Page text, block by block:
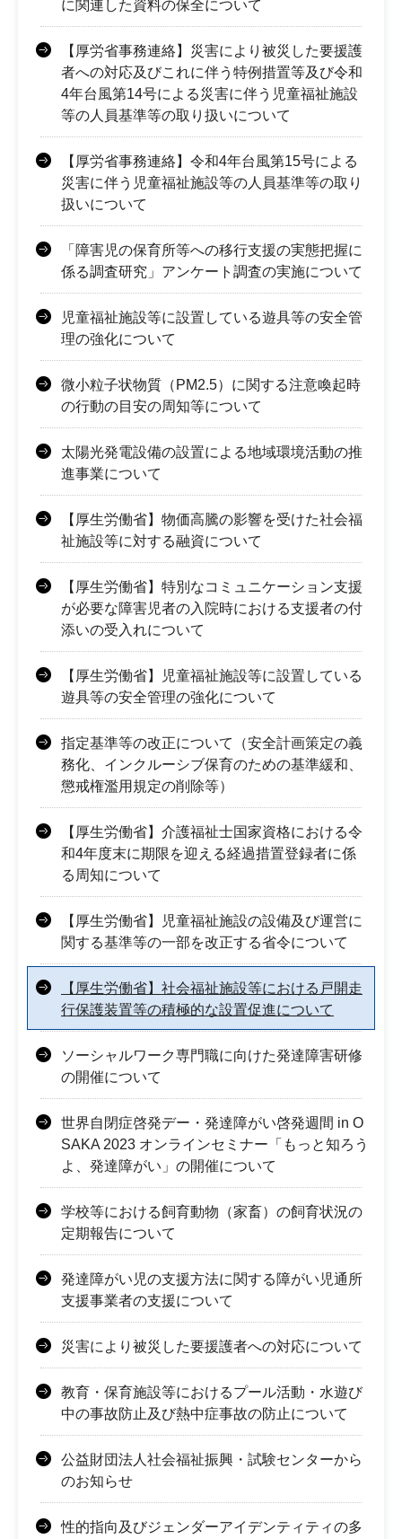
に関連した資料の保全について
【厚労省事務連絡】災害により被災した要援護
者への対応及びこれに伴う特例措置等及び令和
4年台風第14号による災害に伴う児童福祉施設
等の人員基準等の取り扱いについて
【厚労省事務連絡】令和4年台風第15号による
災害に伴う児童福祉施設等の人員基準等の取り
扱いについて
「障害児の保育所等への移行支援の実態把握に
係る調査研究」アンケート調査の実施について
児童福祉施設等に設置している遊具等の安全管
理の強化について
微小粒子状物質（PM2.5）に関する注意喚起時
の行動の目安の周知等について
太陽光発電設備の設置による地域環境活動の推
進事業について
【厚生労働省】物価高騰の影響を受けた社会福
祉施設等に対する融資について
【厚生労働省】特別なコミュニケーション支援
が必要な障害児者の入院時における支援者の付
添いの受入れについて
【厚生労働省】児童福祉施設等に設置している
遊具等の安全管理の強化について
指定基準等の改正について（安全計画策定の義
務化、インクルーシブ保育のための基準緩和、
懲戒権濫用規定の削除等）
【厚生労働省】介護福祉士国家資格における令
和4年度末に期限を迎える経過措置登録者に係
る周知について
【厚生労働省】児童福祉施設の設備及び運営に
関する基準等の一部を改正する省令について
【厚生労働省】社会福祉施設等における戸開走
行保護装置等の積極的な設置促進について
ソーシャルワーク専門職に向けた発達障害研修
の開催について
世界自閉症啓発デー・発達障がい啓発週間 in O
SAKA 2023 オンラインセミナー「もっと知ろう
よ、発達障がい」の開催について
学校等における飼育動物（家畜）の飼育状況の
定期報告について
発達障がい児の支援方法に関する障がい児通所
支援事業者の支援について
災害により被災した要援護者への対応について
教育・保育施設等におけるプール活動・水遊び
中の事故防止及び熱中症事故の防止について
公益財団法人社会福祉振興・試験センターから
のお知らせ
性的指向及びジェンダーアイデンティティの多